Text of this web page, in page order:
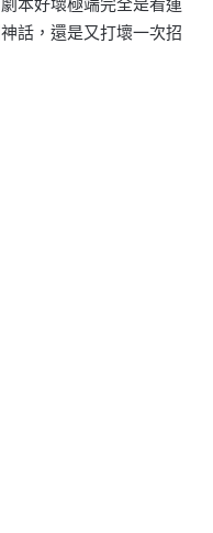
話，還是又打壞一次招